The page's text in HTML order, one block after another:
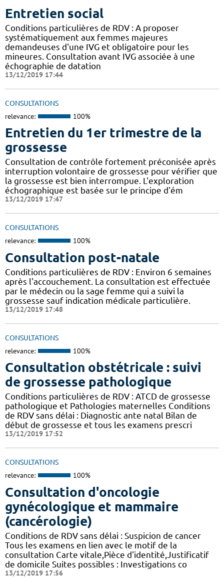
Entretien social
Conditions particulières de RDV : A proposer
systématiquement aux femmes majeures
demandeuses d'une IVG et obligatoire pour les
mineures. Consultation avant IVG associée à une
échographie de datation
13/12/2019 17:44
CONSULTATIONS
relevance: 100%
Entretien du 1er trimestre de la
grossesse
Consultation de contrôle fortement préconisée après
interruption volontaire de grossesse pour vérifier que
la grossesse est bien interrompue. L'exploration
échographique est basée sur le principe d'ém
13/12/2019 17:47
CONSULTATIONS
relevance: 100%
Consultation post-natale
Conditions particulières de RDV : Environ 6 semaines
après l'accouchement. La consultation est effectuée
par le médecin ou la sage femme qui a suivi la
grossesse sauf indication médicale particulière.
13/12/2019 17:48
CONSULTATIONS
relevance: 100%
Consultation obstétricale : suivi
de grossesse pathologique
Conditions particulières de RDV : ATCD de grossesse
pathologique et Pathologies maternelles Conditions
de RDV sans délai : Diagnostic ante natal Bilan de
début de grossesse et tous les examens prescri
13/12/2019 17:52
CONSULTATIONS
relevance: 100%
Consultation d'oncologie
gynécologique et mammaire
(cancérologie)
Conditions de RDV sans délai : Suspicion de cancer
Tous les examens en lien avec le motif de la
consultation Carte vitale,Pièce d'identité,Justificatif
de domicile Suites possibles : Investigations co
13/12/2019 17:56